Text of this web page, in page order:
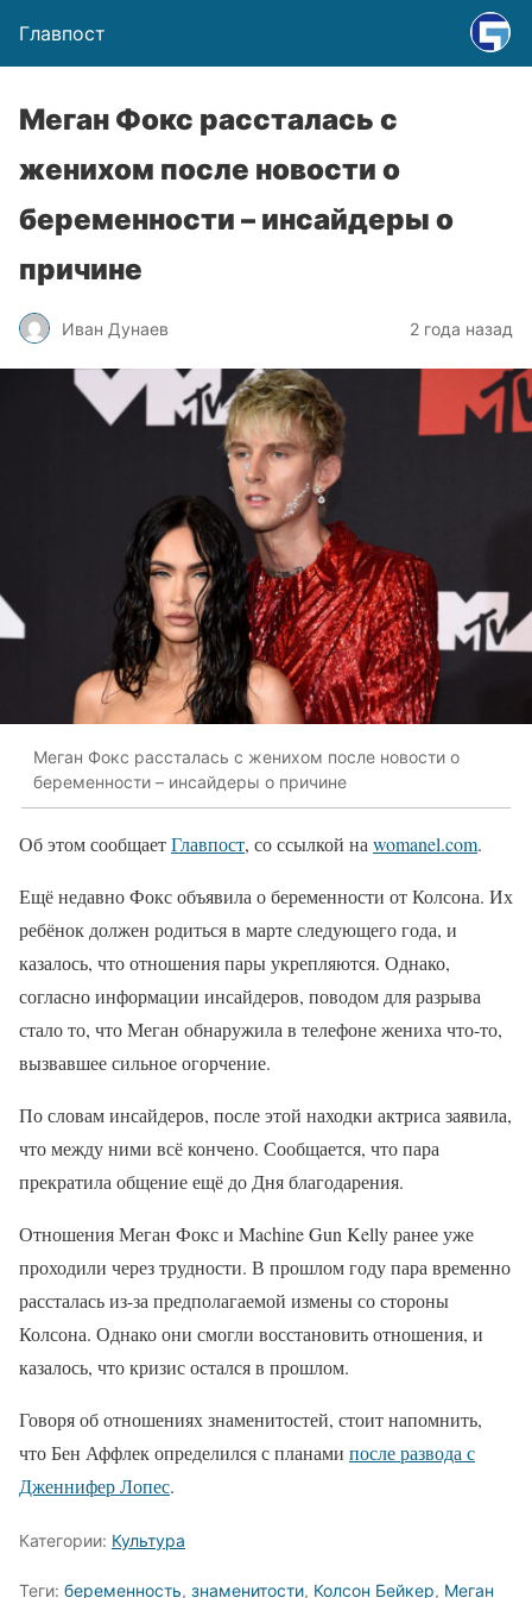
Главпост
Меган Фокс рассталась с
женихом после новости о
беременности – инсайдеры о
причине
Иван Дунаев 2 года назад
Меган Фокс рассталась с женихом после новости о
беременности – инсайдеры о причине
Об этом сообщаетГлавпост, со ссылкой на womanel.com.
Ещё недавно Фокс объявила о беременности от Колсона. Их
ребёнок должен родиться в марте следующего года, и
казалось, что отношения пары укрепляются. Однако,
согласно информации инсайдеров, поводом для разрыва
стало то, что Меган обнаружила в телефоне жениха что-то,
вызвавшее сильное огорчение.
По словам инсайдеров, после этой находки актриса заявила,
что между ними всё кончено. Сообщается, что пара
прекратила общение ещё до Дня благодарения.
Отношения Меган Фокс и Machine Gun Kelly ранее уже
проходили через трудности. В прошлом году пара временно
рассталась из-за предполагаемой измены со стороны
Колсона. Однако они смогли восстановить отношения, и
казалось, что кризис остался в прошлом.
Говоря об отношениях знаменитостей, стоит напомнить,
что Бен Аффлек определился с планами после развода с
Дженнифер Лопес.
Категории: Культура
Теги: беременность, знаменитости, Колсон Бейкер, Меган